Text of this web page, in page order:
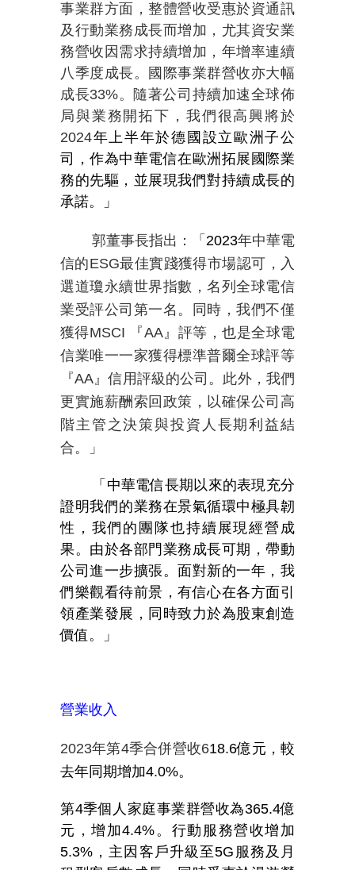
事業群方面，整體營收受惠於資通訊
及行動業務成長而增加，尤其資安業
務營收因需求持續增加，年增率連續
八季度成長。國際事業群營收亦大幅
成長33%。隨著公司持續加速全球佈
局與業務開拓下，我們很高興將於
2024年上半年於德國設立歐洲子公
司，作為中華電信在歐洲拓展國際業
務的先驅，並展現我們對持續成長的
承諾。」
郭董事長指出：「 2023年中華電
信的ESG最佳實踐獲得市場認可，入
選道瓊永續世界指數，名列全球電信
業受評公司第一名。同時，我們不僅
獲得MSCI 『AA』評等，也是全球電
信業唯一一家獲得標準普爾全球評等
『AA』信用評級的公司。此外，我們
更實施薪酬索回政策，以確保公司高
階主管之決策與投資人長期利益結
合。」
「中華電信長期以來的表現充分
證明我們的業務在景氣循環中極具韌
性，我們的團隊也持續展現經營成
果。由於各部門業務成長可期，帶動
公司進一步擴張。面對新的一年，我
們樂觀看待前景，有信心在各方面引
領產業發展，同時致力於為股東創造
價值。」
營業收入
2023年第4季合併營收618.6億元，較
去年同期增加4.0%。
第4季個人家庭事業群營收為365.4億
元，增加4.4%。行動服務營收增加
5.3% ，主因客戶升級至5G 服務及月